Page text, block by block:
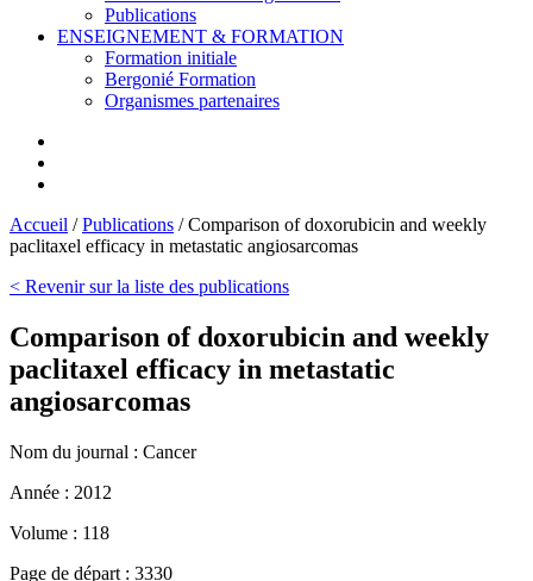
Publications
ENSEIGNEMENT & FORMATION
Formation initiale
Bergonié Formation
Organismes partenaires
Accueil /Publications /Comparison of doxorubicin and weekly
paclitaxel efficacy in metastatic angiosarcomas
< Revenir sur la liste des publications
Comparison of doxorubicin and weekly
paclitaxel efficacy in metastatic
angiosarcomas
Nom du journal : Cancer
Année : 2012
Volume : 118
Page de départ : 3330